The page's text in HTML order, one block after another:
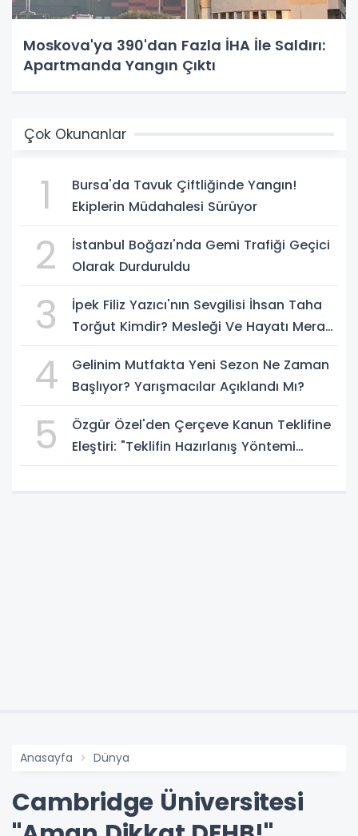
Moskova'ya 390'dan Fazla İHA İle Saldırı:
Apartmanda Yangın Çıktı
Çok Okunanlar
1
Bursa'da Tavuk Çiftliğinde Yangın!
Ekiplerin Müdahalesi Sürüyor
2
İstanbul Boğazı'nda Gemi Trafiği Geçici
Olarak Durduruldu
3
İpek Filiz Yazıcı'nın Sevgilisi İhsan Taha
Torğut Kimdir? Mesleği Ve Hayatı Merak
4
Gelinim Mutfakta Yeni Sezon Ne Zaman
Başlıyor? Yarışmacılar Açıklandı Mı?
5
Özgür Özel'den Çerçeve Kanun Teklifine
Eleştiri: "Teklifin Hazırlanış Yöntemi
Anasayfa Dünya
Cambridge Üniversitesi